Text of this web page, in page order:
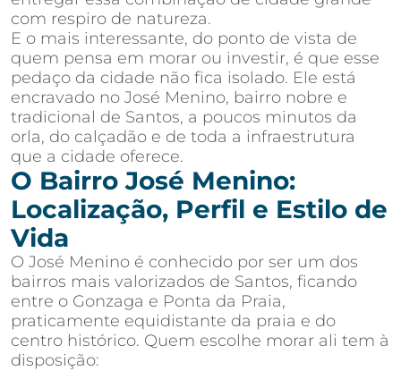
com respiro de natureza.
E o mais interessante, do ponto de vista de
quem pensa em morar ou investir, é que esse
pedaço da cidade não fica isolado. Ele está
encravado no José Menino, bairro nobre e
tradicional de Santos, a poucos minutos da
orla, do calçadão e de toda a infraestrutura
que a cidade oferece.
O Bairro José Menino:
Localização, Perfil e Estilo de
Vida
O José Menino é conhecido por ser um dos
bairros mais valorizados de Santos, ficando
entre o Gonzaga e Ponta da Praia,
praticamente equidistante da praia e do
centro histórico. Quem escolhe morar ali tem à
disposição: